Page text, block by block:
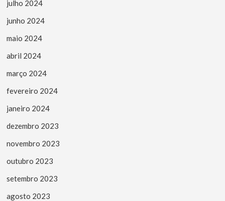
julho 2024
junho 2024
maio 2024
abril 2024
março 2024
fevereiro 2024
janeiro 2024
dezembro 2023
novembro 2023
outubro 2023
setembro 2023
agosto 2023